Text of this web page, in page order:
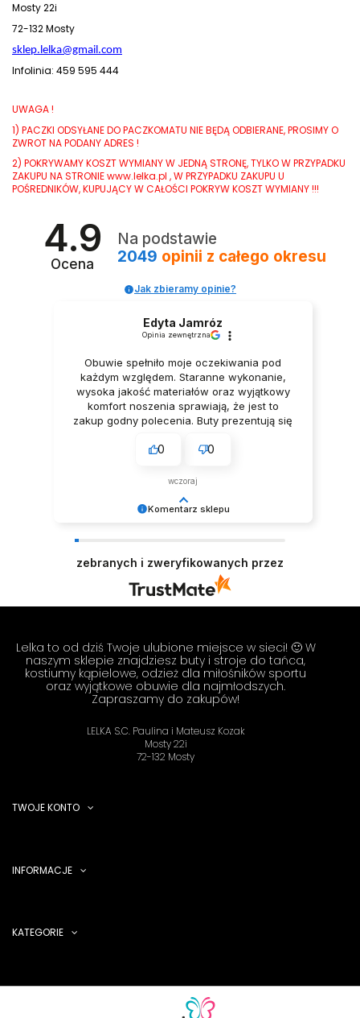
Mosty 22i
72-132 Mosty
sklep.lelka@gmail.com
Infolinia: 459 595 444
UWAGA !
1) PACZKI ODSYŁANE DO PACZKOMATU NIE BĘDĄ ODBIERANE, PROSIMY O
ZWROT NA PODANY ADRES !
2) POKRYWAMY KOSZT WYMIANY W JEDNĄ STRONĘ, TYLKO W PRZYPADKU
ZAKUPU NA STRONIE www.lelka.pl , W PRZYPADKU ZAKUPU U
POŚREDNIKÓW, KUPUJĄCY W CAŁOŚCI POKRYW KOSZT WYMIANY !!!
4.9
Ocena
Na podstawie
2049 opinii z całego okresu
Jak zbieramy opinie?
Komentarz sklepu
Doceniamy czas i wysiłek włożony w podzielenie
się z nami Twoimi doświadczeniami. Do
zobaczenia! Zespół LELKA 🦋
Edyta Jamróz
Opinia zewnętrzna
Obuwie spełniło moje oczekiwania pod
każdym względem. Staranne wykonanie,
wysoka jakość materiałów oraz wyjątkowy
komfort noszenia sprawiają, że jest to
zakup godny polecenia. Buty prezentują się
przekonaniem polecam ten produkt.
0 0
wczoraj
zebranych i zweryfikowanych przez
Lelka to od dziś Twoje ulubione miejsce w sieci! 🙂 W
naszym sklepie znajdziesz buty i stroje do tańca,
kostiumy kąpielowe, odzież dla miłośników sportu
oraz wyjątkowe obuwie dla najmłodszych.
Zapraszamy do zakupów!
LELKA S.C. Paulina i Mateusz Kozak
Mosty 22i
72-132 Mosty
TWOJE KONTO
INFORMACJE
KATEGORIE